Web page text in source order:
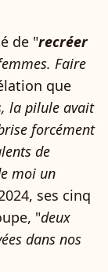
de "recréer
Faire
que
la pilule avait
forcément
de
moi un
ses cinq
"deux
dans nos